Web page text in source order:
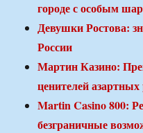
городе с особым
Девушки Ростова:
России
Мартин Казино:
ценителей
Martin Casino 800:
безграничные